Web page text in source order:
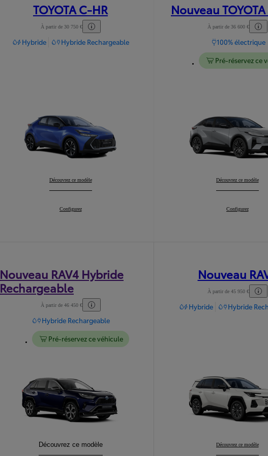
TOYOTA C-HR
À partir de 30 750 €
Hybride Hybride Rechargeable
TOYOTA C-HR:
Découvrez ce modèle
TOYOTA C-HR
Configurez
Nouveau
À partir de 36 600 €
100% électrique
Pré-réservez ce
Nouveau TOYOTA C-HR+
Découvrez ce modèle
Nouveau TOYOTA
Configurez
Nouveau RAV4 Hybride
Rechargeable
À partir de 46 450 €
Hybride Rechargeable
Pré-réservez ce véhicule
Nouveau RAV4 Hybride Rechargeable
Découvrez ce modèle
Nouveau
À partir de 45 950 €
Hybride Hybride
Nouveau RAV4:
Découvrez ce modèle